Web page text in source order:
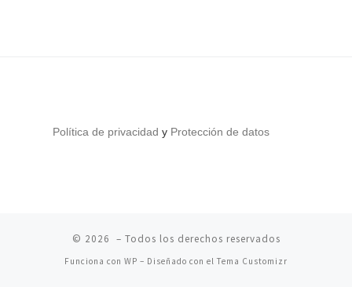
Política de privacidad y Protección de datos
© 2026 – Todos los derechos reservados
Funciona con WP – Diseñado con el Tema Customizr